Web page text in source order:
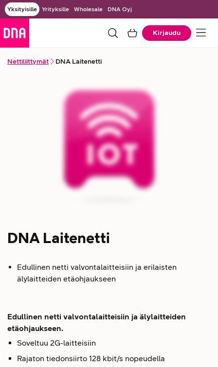
Yksityisille Yrityksille Wholesale DNA Oyj
Kirjaudu
Nettiliittymät DNA Laitenetti
DNA Laitenetti
Edullinen netti valvontalaitteisiin ja erilaisten
älylaitteiden etäohjaukseen
Edullinen netti valvontalaitteisiin ja älylaitteiden
etäohjaukseen.
Soveltuu 2G-laitteisiin
Rajaton tiedonsiirto 128 kbit/s nopeudella